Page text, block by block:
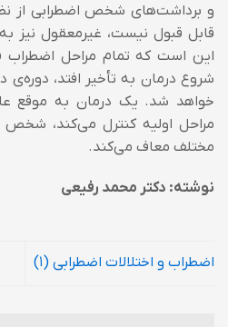
و برداشت‌های شخص اضطرابی از
قابل قبول نیست، غیرمعقول
این است که تمام مراحل اضطراب
شروع درمان به تأخیر افتد، دوره‌ی
خواهد شد. یک درمان به موقع
مراحل اولیه کنترل می‌کند، شخص
مختلف معاف می‌کند.
نوشته: دکتر محمد رفیعی
اضطراب و اختلالات اضطرابی (۱)